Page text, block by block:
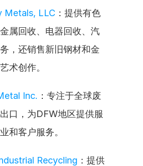
Metals, LLC ：提供有色
属回收、电器回收、汽
，还销售新旧钢材和金
术创作。
Inc. ：专注于全球废
口，为DFW地区提供服
和客户服务。
Recycling ：提供